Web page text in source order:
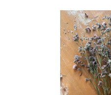
Precioso ramo de flores secas
perfectos para crear un